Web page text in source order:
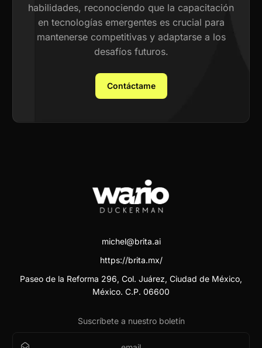
habilidades, reconociendo que la capacitación
en tecnologías emergentes es crucial para
mantenerse competitivas y adaptarse a los
desafíos futuros.
Contáctame
michel@brita.ai
https://brita.mx/
Paseo de la Reforma 296, Col. Juárez, Ciudad de México,
México. C.P. 06600
Suscríbete a nuestro boletín